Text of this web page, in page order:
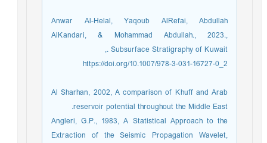
Anwar Al-Helal, Yaqoub AlRefai, Abdullah
AlKandari, & Mohammad Abdullah., 2023.,
Subsurface Stratigraphy of Kuwait .,
https://doi.org/10.1007/978-3-031-16727-0_2
Al Sharhan, 2002, A comparison of Khuff and Arab
reservoir potential throughout the Middle East.
Angleri, G.P., 1983, A Statistical Approach to the
Extraction of the Seismic Propagation Wavelet,